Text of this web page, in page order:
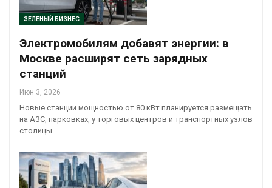
ЗЕЛЕНЫЙ БИЗНЕС
Электромобилям добавят энергии: в
Москве расширят сеть зарядных
станций
Июн 3, 2026
Новые станции мощностью от 80 кВт планируется размещать
на АЗС, парковках, у торговых центров и транспортных узлов
столицы